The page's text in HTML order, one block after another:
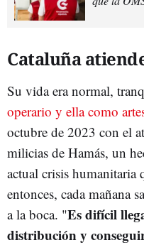
Cataluña
Su vida era normal,
operario y ella como
octubre de 2023 con el
milicias de Hamás, un
actual crisis humanitaria
entonces, cada mañana
a la boca. "Es difícil
distribución y